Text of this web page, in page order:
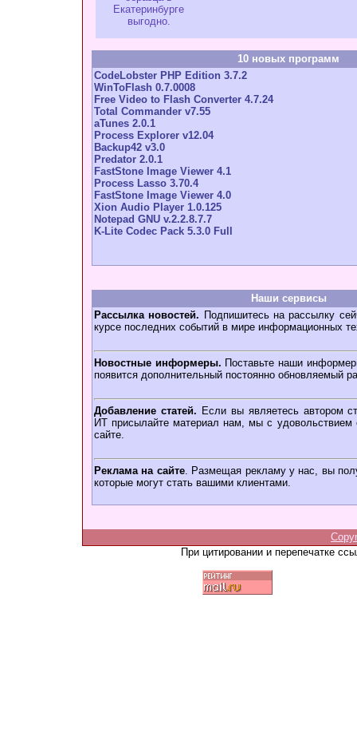
Екатеринбурге
выгодно.
10 новых программ
CodeLobster PHP Edition 3.7.2
WinToFlash 0.7.0008
Free Video to Flash Converter 4.7.24
Total Commander v7.55
aTunes 2.0.1
Process Explorer v12.04
Backup42 v3.0
Predator 2.0.1
FastStone Image Viewer 4.1
Process Lasso 3.70.4
FastStone Image Viewer 4.0
Xion Audio Player 1.0.125
Notepad GNU v.2.2.8.7.7
K-Lite Codec Pack 5.3.0 Full
Наши сервисы
Рассылка новостей. Подпишитесь на рассылку
курсе последних событий в мире информационных
Новостные информеры. Поставьте наши
появится дополнительный постоянно обновляемый
Добавление статей. Если вы являетесь автором
ИТ присылайте материал нам, мы с удовольствием
сайте.
Реклама на сайте. Размещая рекламу у нас, вы
которые могут стать вашими клиентами.
При цитировании и перепечатке